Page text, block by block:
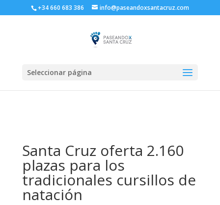
+34 660 683 386 info@paseandoxsantacruz.com
Seleccionar página
Santa Cruz oferta 2.160
plazas para los
tradicionales cursillos de
natación